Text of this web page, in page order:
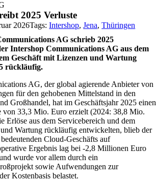
2025 Verluste
2026Tags:Intershop,Jena,Thüringen
AG schrieb 2025
Intershop Communications AG aus dem
Geschäft mit Lizenzen und Wartung
rückläufig.
AG, der global agierende Anbieter von
für den gehobenen Mittelstand in den
Großhandel, hat im Geschäftsjahr 2025 einen
von 33,3 Mio. Euro erzielt (2024: 38,8 Mio.
Erlöse aus dem Servicebereich und dem
Wartung rückläufig entwickelten, blieb der
Cloud-Geschäfts auf
Ergebnis lag bei -2,8 Millionen Euro
wurde vor allem durch ein
sowie Aufwendungen zur
Kostenbasis belastet.